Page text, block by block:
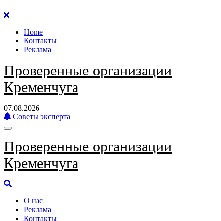
Перейти
содержанию
Home
Контакты
Реклама
Проверенные организации
Кременчуга
07.08.2026
Советы эксперта
Проверенные организации
Кременчуга
О нас
Реклама
Контакты